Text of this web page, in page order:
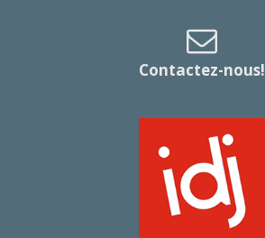
Contactez-nous!